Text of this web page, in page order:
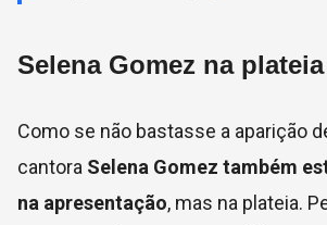
Selena Gomez na plateia
Como se não bastasse a aparição
cantora Selena Gomez também
na apresentação, mas na plateia.